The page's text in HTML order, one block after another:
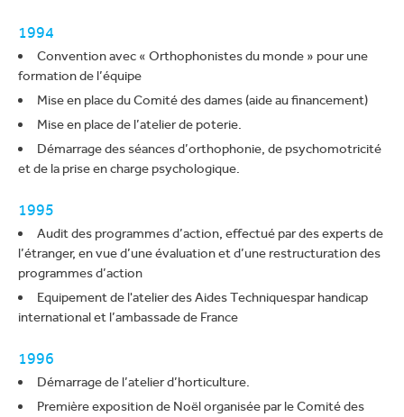
1994
Convention avec « Orthophonistes du monde » pour une
formation de l’équipe
Mise en place du Comité des dames (aide au financement)
Mise en place de l’atelier de poterie.
Démarrage des séances d’orthophonie, de psychomotricité
et de la prise en charge psychologique.
1995
Audit des programmes d’action, effectué par des experts de
l’étranger, en vue d’une évaluation et d’une restructuration des
programmes d’action
Equipement de l'atelier des Aides Techniquespar handicap
international et l’ambassade de France
1996
Démarrage de l’atelier d’horticulture.
Première exposition de Noël organisée par le Comité des